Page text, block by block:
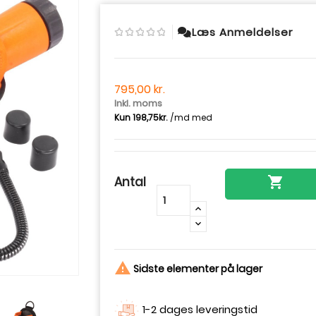
Læs Anmeldelser
795,00 kr.
Inkl. moms
Antal 
 Sidste elementer på lager
1-2 dages leveringstid